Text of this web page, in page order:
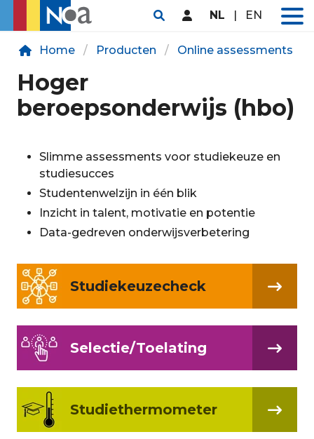
NL | EN
Home Producten Online assessments
Hoger
beroepsonderwijs (hbo)
Slimme assessments voor studiekeuze en
studiesucces
Studentenwelzijn in één blik
Inzicht in talent, motivatie en potentie
Data-gedreven onderwijsverbetering
Studiekeuzecheck
Selectie/Toelating
Studiethermometer